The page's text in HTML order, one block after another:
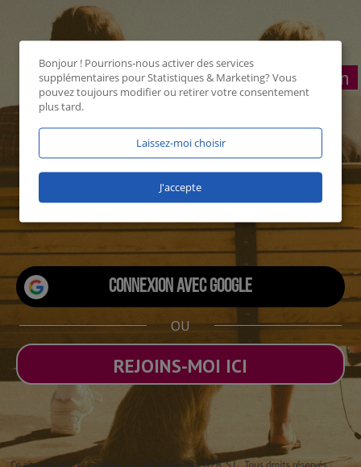
Connexion
1995 utilisateurs connectés
Connexion avec Google
OU
REJOINS-MOI ICI
Bonjour ! Pourrions-nous activer des services
supplémentaires pourStatistiques & Marketing? Vous
pouvez toujours modifier ou retirer votre consentement
plus tard.
Laissez-moi choisir
J'accepte